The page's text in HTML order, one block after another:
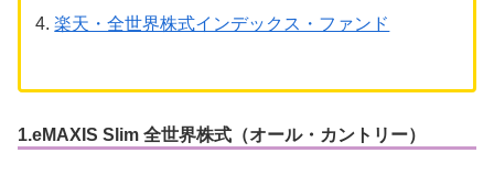
楽天・全世界株式インデックス・ファンド
1.eMAXIS Slim 全世界株式（オール・カントリー）